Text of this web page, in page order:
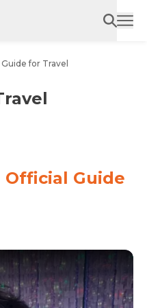
for Travel
Official Guide